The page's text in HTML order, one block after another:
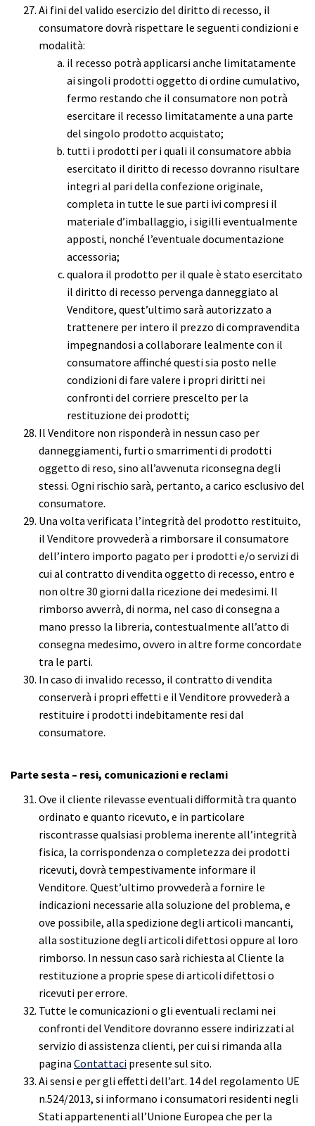
Ai fini del valido esercizio del diritto di recesso, il
consumatore dovrà rispettare le seguenti condizioni e
modalità:
il recesso potrà applicarsi anche limitatamente
ai singoli prodotti oggetto di ordine cumulativo,
fermo restando che il consumatore non potrà
esercitare il recesso limitatamente a una parte
del singolo prodotto acquistato;
tutti i prodotti per i quali il consumatore abbia
esercitato il diritto di recesso dovranno risultare
integri al pari della confezione originale,
completa in tutte le sue parti ivi compresi il
materiale d’imballaggio, i sigilli eventualmente
apposti, nonché l’eventuale documentazione
accessoria;
qualora il prodotto per il quale è stato esercitato
il diritto di recesso pervenga danneggiato al
Venditore, quest’ultimo sarà autorizzato a
trattenere per intero il prezzo di compravendita
impegnandosi a collaborare lealmente con il
consumatore affinché questi sia posto nelle
condizioni di fare valere i propri diritti nei
confronti del corriere prescelto per la
restituzione dei prodotti;
Il Venditore non risponderà in nessun caso per
danneggiamenti, furti o smarrimenti di prodotti
oggetto di reso, sino all’avvenuta riconsegna degli
stessi. Ogni rischio sarà, pertanto, a carico esclusivo del
consumatore.
Una volta verificata l’integrità del prodotto restituito,
il Venditore provvederà a rimborsare il consumatore
dell’intero importo pagato per i prodotti e/o servizi di
cui al contratto di vendita oggetto di recesso, entro e
non oltre 30 giorni dalla ricezione dei medesimi. Il
rimborso avverrà, di norma, nel caso di consegna a
mano presso la libreria, contestualmente all’atto di
consegna medesimo, ovvero in altre forme concordate
tra le parti.
In caso di invalido recesso, il contratto di vendita
conserverà i propri effetti e il Venditore provvederà a
restituire i prodotti indebitamente resi dal
consumatore.
Parte sesta – resi, comunicazioni e reclami
Ove il cliente rilevasse eventuali difformità tra quanto
ordinato e quanto ricevuto, e in particolare
riscontrasse qualsiasi problema inerente all’integrità
fisica, la corrispondenza o completezza dei prodotti
ricevuti, dovrà tempestivamente informare il
Venditore. Quest’ultimo provvederà a fornire le
indicazioni necessarie alla soluzione del problema, e
ove possibile, alla spedizione degli articoli mancanti,
alla sostituzione degli articoli difettosi oppure al loro
rimborso. In nessun caso sarà richiesta al Cliente la
restituzione a proprie spese di articoli difettosi o
ricevuti per errore.
Tutte le comunicazioni o gli eventuali reclami nei
confronti del Venditore dovranno essere indirizzati al
servizio di assistenza clienti, per cui si rimanda alla
pagina Contattaci presente sul sito.
Ai sensi e per gli effetti dell’art. 14 del regolamento UE
n.524/2013, si informano i consumatori residenti negli
Stati appartenenti all’Unione Europea che per la